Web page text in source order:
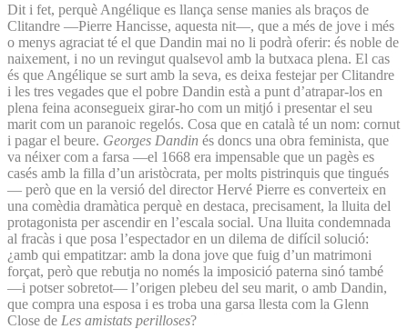
Dit i fet, perquè Angélique es llança sense manies als braços de
Clitandre —Pierre Hancisse, aquesta nit—, que a més de jove i més
o menys agraciat té el que Dandin mai no li podrà oferir: és noble de
naixement, i no un revingut qualsevol amb la butxaca plena. El cas
és que Angélique se surt amb la seva, es deixa festejar per Clitandre
i les tres vegades que el pobre Dandin està a punt d’atrapar-los en
plena feina aconsegueix girar-ho com un mitjó i presentar el seu
marit com un paranoic regelós. Cosa que en català té un nom: cornut
i pagar el beure. Georges Dandin és doncs una obra feminista, que
va néixer com a farsa —el 1668 era impensable que un pagès es
casés amb la filla d’un aristòcrata, per molts pistrinquis que tingués
— però que en la versió del director Hervé Pierre es converteix en
una comèdia dramàtica perquè en destaca, precisament, la lluita del
protagonista per ascendir en l’escala social. Una lluita condemnada
al fracàs i que posa l’espectador en un dilema de difícil solució:
¿amb qui empatitzar: amb la dona jove que fuig d’un matrimoni
forçat, però que rebutja no només la imposició paterna sinó també
—i potser sobretot— l’origen plebeu del seu marit, o amb Dandin,
que compra una esposa i es troba una garsa llesta com la Glenn
Close de Les amistats perilloses?